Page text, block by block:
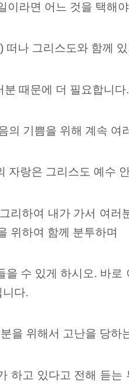
이라면 어느 것을 택해
나 그리스도와 함께
때문에 더 필요합니다.
기쁨을 위해 계속 여
자랑은 그리스도 예수
리하여 내가 가서 여
위하여 함께 분투하며
수 있게 하시오. 바
다.
을 위해서 고난을 당하
하고 있다고 전해 듣